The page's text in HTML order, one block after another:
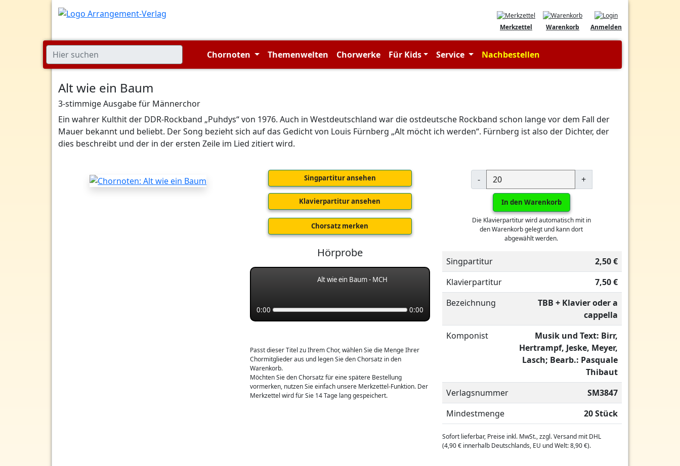
Anmelden
Warenkorb
Merkzettel
Chornoten Themenwelten Chorwerke Für Kids Service Nachbestellen
Alt wie ein Baum
3-stimmige Ausgabe für Männerchor
Ein wahrer Kulthit der DDR-Rockband „Puhdys“ von 1976. Auch in Westdeutschland war die ostdeutsche Rockband schon lange vor dem Fall der
Mauer bekannt und beliebt. Der Song bezieht sich auf das Gedicht von Louis Fürnberg „Alt möcht ich werden“. Fürnberg ist also der Dichter, der
dies beschreibt und der in der ersten Zeile im Lied zitiert wird.
Singpartitur ansehen
Klavierpartitur ansehen
Chorsatz merken
Hörprobe
Alt wie ein Baum - MCH
0:00 0:00
Passt dieser Titel zu Ihrem Chor, wählen Sie die Menge Ihrer
Chormitglieder aus und legen Sie den Chorsatz in den
Warenkorb.
Möchten Sie den Chorsatz für eine spätere Bestellung
vormerken, nutzen Sie einfach unsere Merkzettel-Funktion. Der
Merkzettel wird für Sie 14 Tage lang gespeichert.
- +
In den Warenkorb
Die Klavierpartitur wird automatisch mit in
den Warenkorb gelegt und kann dort
abgewählt werden.
Singpartitur
2,50 €
Klavierpartitur
7,50 €
Bezeichnung
TBB + Klavier oder a
cappella
Komponist
Musik und Text: Birr,
Hertrampf, Jeske, Meyer,
Lasch; Bearb.: Pasquale
Thibaut
Verlagsnummer
SM3847
Mindestmenge
20 Stück
Sofort lieferbar, Preise inkl. MwSt., zzgl. Versand mit DHL
(4,90 € innerhalb Deutschlands, EU und Welt: 8,90 €).